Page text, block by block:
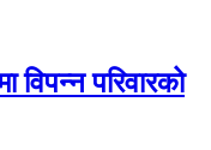
विपन्न परिवारको